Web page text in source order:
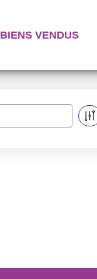
BIENS VENDUS